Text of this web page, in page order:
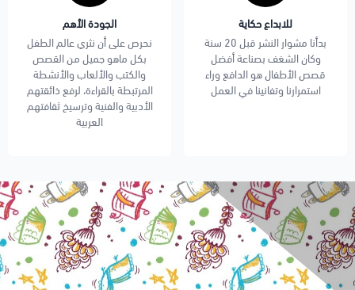
للابداع حكاية
بدأنا مشوار النشر قبل 20 سنة
وكان الشغف بصناعة أفضل
قصص الأطفال هو الدافع وراء
استمرارنا وتفانينا في العمل
الجودة الأهم
نحرص على أن نثري عالم الطفل
بكل ماهو جميل من القصص
والكتب والألعاب والأنشطة
المرتبطة بالقراءة، لرفع ذائقتهم
الأدبية والفنية وترسيخ ثقافتهم
العربية